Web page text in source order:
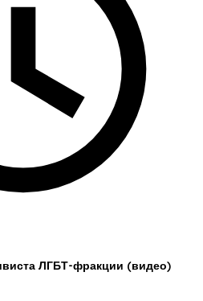
ЛГБТ-фракции (видео)